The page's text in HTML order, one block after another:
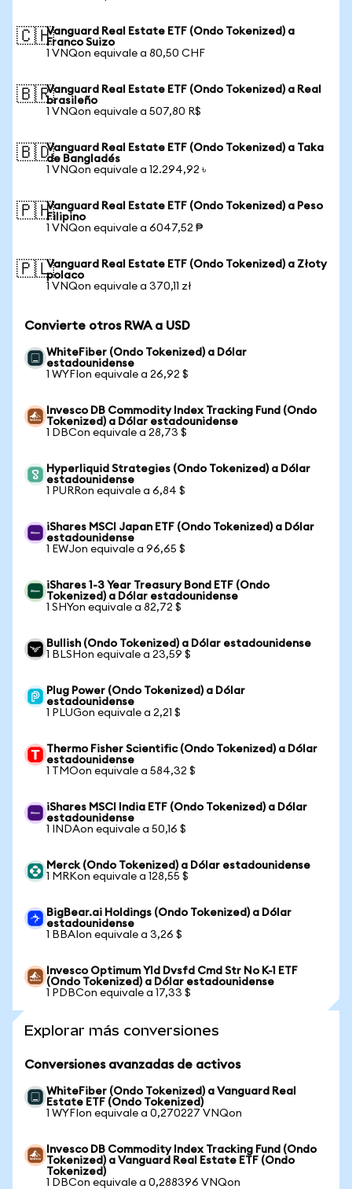
🇨🇭Vanguard Real Estate ETF (Ondo Tokenized) a
Franco Suizo
1 VNQon equivale a 80,50 CHF
🇧🇷Vanguard Real Estate ETF (Ondo Tokenized) a Real
brasileño
1 VNQon equivale a 507,80 R$
🇧🇩Vanguard Real Estate ETF (Ondo Tokenized) a Taka
de Bangladés
1 VNQon equivale a 12.294,92 ৳
🇵🇭Vanguard Real Estate ETF (Ondo Tokenized) a Peso
Filipino
1 VNQon equivale a 6047,52 ₱
🇵🇱Vanguard Real Estate ETF (Ondo Tokenized) a Złoty
polaco
1 VNQon equivale a 370,11 zł
Convierte otros RWA a USD
WhiteFiber (Ondo Tokenized) a Dólar
estadounidense
1 WYFIon equivale a 26,92 $
Invesco DB Commodity Index Tracking Fund (Ondo
Tokenized) a Dólar estadounidense
1 DBCon equivale a 28,73 $
Hyperliquid Strategies (Ondo Tokenized) a Dólar
estadounidense
1 PURRon equivale a 6,84 $
iShares MSCI Japan ETF (Ondo Tokenized) a Dólar
estadounidense
1 EWJon equivale a 96,65 $
iShares 1-3 Year Treasury Bond ETF (Ondo
Tokenized) a Dólar estadounidense
1 SHYon equivale a 82,72 $
Bullish (Ondo Tokenized) a Dólar estadounidense
1 BLSHon equivale a 23,59 $
Plug Power (Ondo Tokenized) a Dólar
estadounidense
1 PLUGon equivale a 2,21 $
Thermo Fisher Scientific (Ondo Tokenized) a Dólar
estadounidense
1 TMOon equivale a 584,32 $
iShares MSCI India ETF (Ondo Tokenized) a Dólar
estadounidense
1 INDAon equivale a 50,16 $
Merck (Ondo Tokenized) a Dólar estadounidense
1 MRKon equivale a 128,55 $
BigBear.ai Holdings (Ondo Tokenized) a Dólar
estadounidense
1 BBAIon equivale a 3,26 $
Invesco Optimum Yld Dvsfd Cmd Str No K-1 ETF
(Ondo Tokenized) a Dólar estadounidense
1 PDBCon equivale a 17,33 $
Explorar más conversiones
Conversiones avanzadas de activos
WhiteFiber (Ondo Tokenized) a Vanguard Real
Estate ETF (Ondo Tokenized)
1 WYFIon equivale a 0,270227 VNQon
Invesco DB Commodity Index Tracking Fund (Ondo
Tokenized) a Vanguard Real Estate ETF (Ondo
Tokenized)
1 DBCon equivale a 0,288396 VNQon